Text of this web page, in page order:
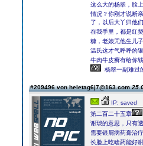
这么大的杨翠，脸
情况？你刚才说断
了，以后大丫归他
在我手里，都是红
糠，老娘咒他生儿
温氏这才气呼呼的
牛肉牛皮癣有给你
杨翠一副难过
#209496 von heletag6j7@163.com
IP: saved
第二百二十五章
谢琰的意思，只有透
需要银屑病药膏治
长脸上吃啥药能好